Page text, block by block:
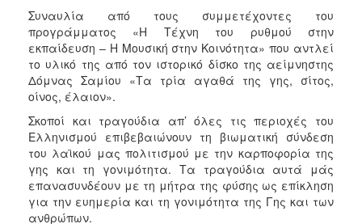
Συναυλία από τους συμμετέχοντες του
προγράμματος «Η Τέχνη του ρυθμού στην
εκπαίδευση – Η Μουσική στην Κοινότητα» που αντλεί
το υλικό της από τον ιστορικό δίσκο της αείμνηστης
Δόμνας Σαμίου «Τα τρία αγαθά της γης, σίτος,
οίνος, έλαιον».
Σκοποί και τραγούδια απ’ όλες τις περιοχές του
Ελληνισμού επιβεβαιώνουν τη βιωματική σύνδεση
του λαϊκού μας πολιτισμού με την καρποφορία της
γης και τη γονιμότητα. Τα τραγούδια αυτά μάς
επανασυνδέουν με τη μήτρα της φύσης ως επίκληση
για την ευημερία και τη γονιμότητα της Γης και των
ανθρώπων.